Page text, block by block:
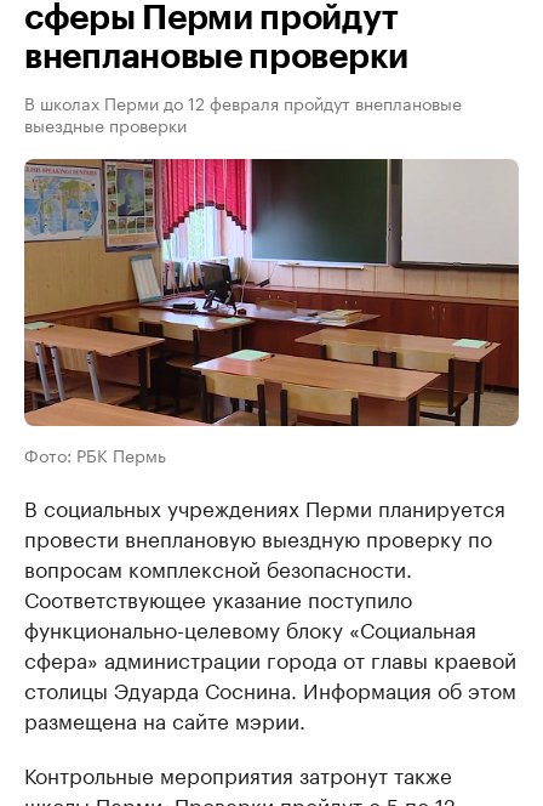
сферы Перми пройдут
внеплановые проверки
В школах Перми до 12 февраля пройдут внеплановые
выездные проверки
Фото: РБК Пермь
В социальных учреждениях Перми планируется
провести внеплановую выездную проверку по
вопросам комплексной безопасности.
Соответствующее указание поступило
функционально-целевому блоку «Социальная
сфера» администрации города от главы краевой
столицы Эдуарда Соснина. Информация об этом
размещена на сайте мэрии.
Контрольные мероприятия затронут также